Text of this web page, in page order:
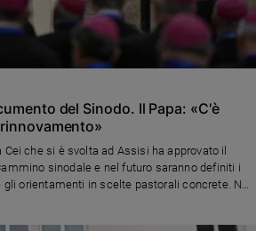
del Sinodo. Il Papa: «C'è
Cei che si è svolta ad Assisi ha approvato il
sinodale e nel futuro saranno definiti i
orientamenti in scelte pastorali concrete. Nel